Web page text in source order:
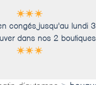
congés jusqu'au lundi
dans nos 2